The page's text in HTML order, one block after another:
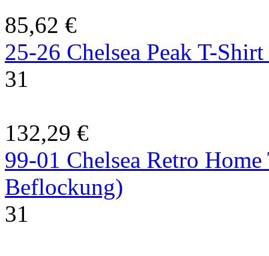
85,62 €
25-26 Chelsea Peak T-
31
132,29 €
99-01 Chelsea Retro
Beflockung)
31